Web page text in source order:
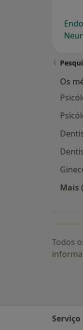
Os
Mais
Todos
Serviço